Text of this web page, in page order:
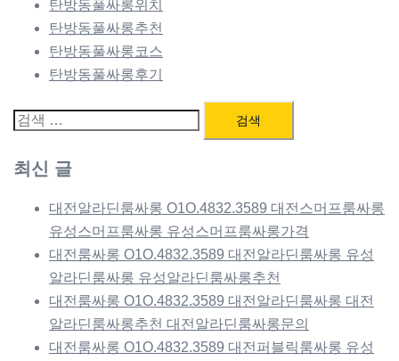
탄방동풀싸롱위치
탄방동풀싸롱추천
탄방동풀싸롱코스
탄방동풀싸롱후기
검
최신 글
대전알라딘룸싸롱 O1O.4832.3589 대전스머프룸싸롱
유성스머프룸싸롱 유성스머프룸싸롱가격
대전룸싸롱 O1O.4832.3589 대전알라딘룸싸롱 유성
알라딘룸싸롱 유성알라딘룸싸롱추천
대전룸싸롱 O1O.4832.3589 대전알라딘룸싸롱 대전
알라딘룸싸롱추천 대전알라딘룸싸롱문의
대전룸싸롱 O1O.4832.3589 대전퍼블릭룸싸롱 유성